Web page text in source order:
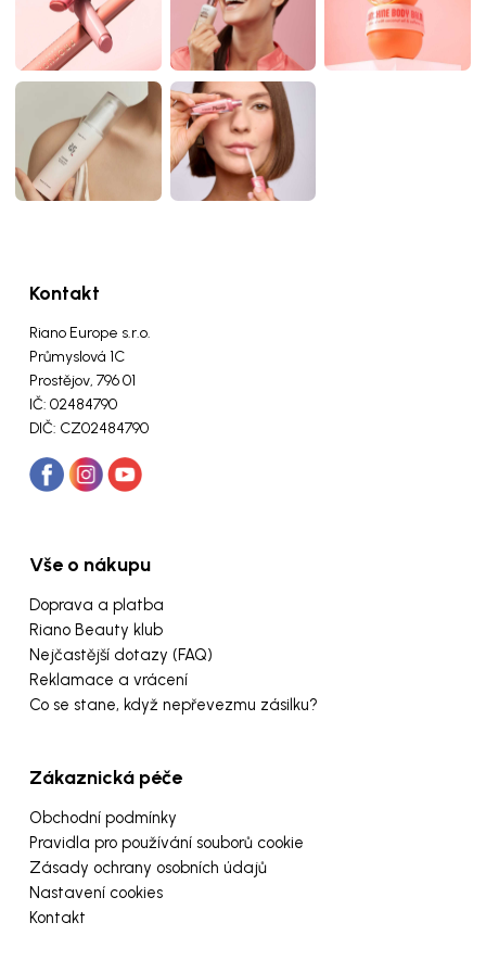
Kontakt
Riano Europe s.r.o.
Průmyslová 1C
Prostějov, 796 01
IČ: 02484790
DIČ: CZ02484790
Vše o nákupu
Doprava a platba
Riano Beauty klub
Nejčastější dotazy (FAQ)
Reklamace a vrácení
Co se stane, když nepřevezmu zásilku?
Zákaznická péče
Obchodní podmínky
Pravidla pro používání souborů cookie
Zásady ochrany osobních údajů
Nastavení cookies
Kontakt